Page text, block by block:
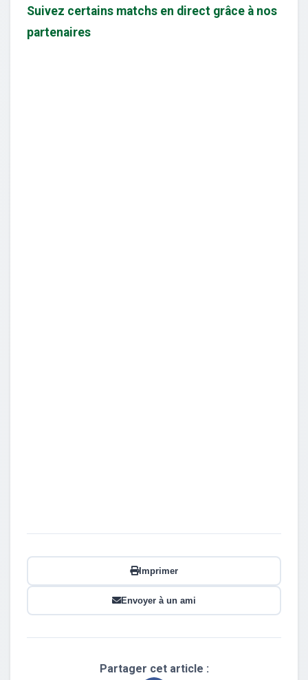
Suivez certains matchs en direct grâce à nos
partenaires
Imprimer
Envoyer à un ami
Partager cet article :